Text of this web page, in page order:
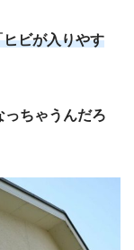
ヒビが入りやす
っちゃうんだろ